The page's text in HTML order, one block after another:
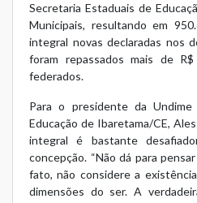
Secretaria Estaduais de
Municipais, resultando em
integral novas declaradas nos
foram repassados mais de
federados.
Para o presidente da
Educação de Ibaretama/CE,
integral é bastante
concepção. “Não dá para
fato, não considere a
dimensões do ser. A